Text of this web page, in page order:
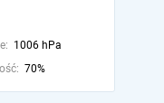
1006 hPa
70%